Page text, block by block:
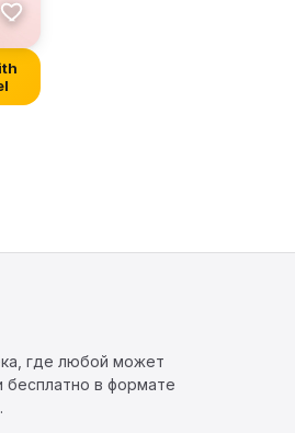
где любой может
бесплатно в формате